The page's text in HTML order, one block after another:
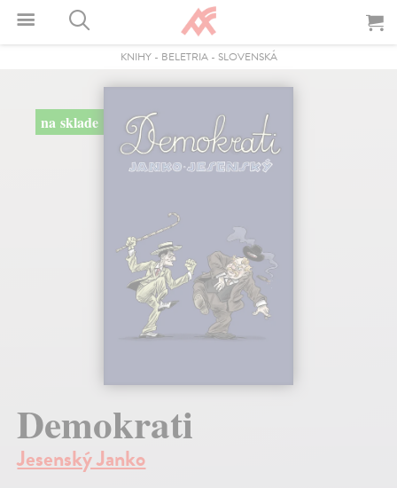
KNIHY- BELETRIA- SLOVENSKÁ
na sklade
Demokrati
Jesenský Janko